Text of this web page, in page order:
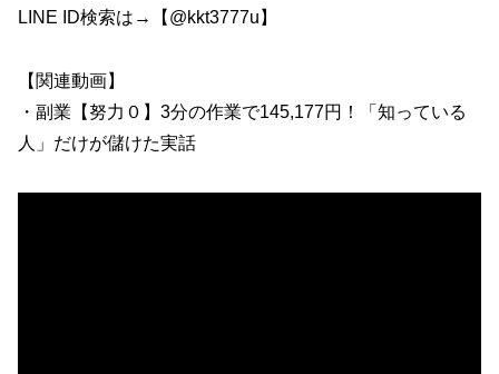
LINE ID検索は→【@kkt3777u】
【関連動画】
・副業【努力０】3分の作業で145,177円！「知っている
人」だけが儲けた実話